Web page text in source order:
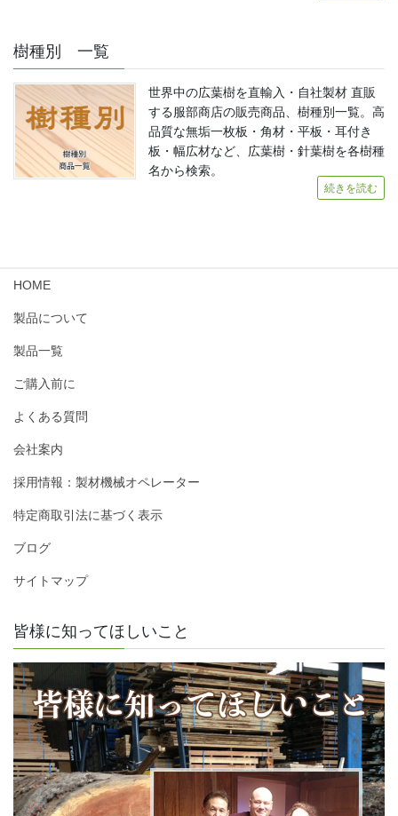
樹種別 一覧
世界中の広葉樹を直輸入・自社製材 直販
する服部商店の販売商品、樹種別一覧。高
品質な無垢一枚板・角材・平板・耳付き
板・幅広材など、広葉樹・針葉樹を各樹種
名から検索。
続きを読む
HOME
製品について
製品一覧
ご購入前に
よくある質問
会社案内
採用情報：製材機械オペレーター
特定商取引法に基づく表示
ブログ
サイトマップ
皆様に知ってほしいこと